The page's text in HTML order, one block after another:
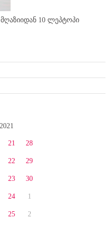
10 ლეპტოპი
21
22
23
24
25
28
29
30
1
2